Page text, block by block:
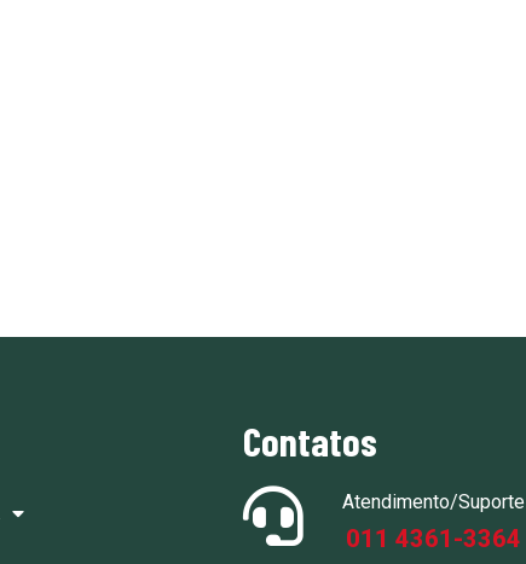
Contatos
Atendimento/Suporte
011 4361-3364